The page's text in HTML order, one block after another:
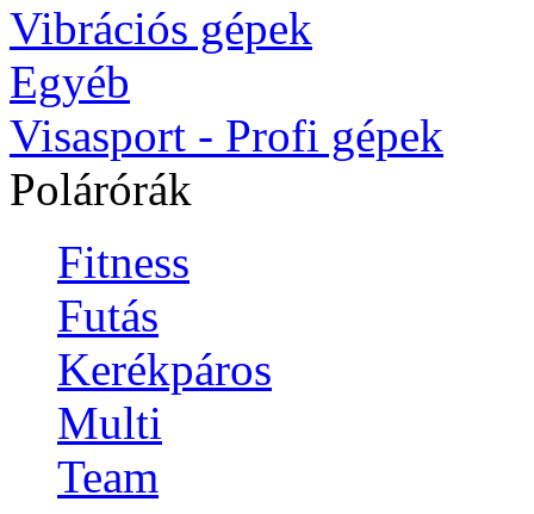
Vibrációs gépek
Egyéb
Visasport - Profi gépek
Polárórák
Fitness
Futás
Kerékpáros
Multi
Team